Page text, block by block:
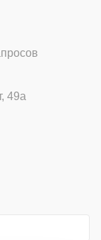
49а